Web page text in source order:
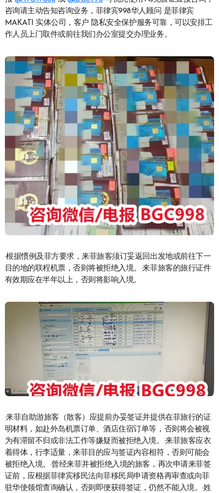
咨询请主动告知咨询业务，菲律宾998华人顾问 是菲律宾
MAKATI 实体公司，客户 隐私安全保护服务可靠，可以安排工
作人员上门取件或前往我们办公室提交办理业务。
·根据惯例及菲方要求，来菲旅客须订妥返回出发地或前往下一
目的地的联程机票，否则将被拒绝入境。·来菲旅客的旅行证件
有效期应在半年以上，否则将影响入境。
·来菲自助游旅客（散客）应提前办妥签证并提供在菲旅行的证
明材料，如赴外岛机票订单、酒店住宿订单等，否则将会被视
为有滞留不归或非法工作等嫌疑而被拒绝入境。·来菲旅客应衣
着得体，行李适量，来菲目的应与签证内容相符，否则可能会
被拒绝入境。·曾经来菲并被拒绝入境的旅客，再次申请来菲签
证前，应根据菲律宾移民法向菲移民局申请资格再审查或向菲
驻华使领馆查询确认，否则即便获得签证，仍然不能入境。·姓